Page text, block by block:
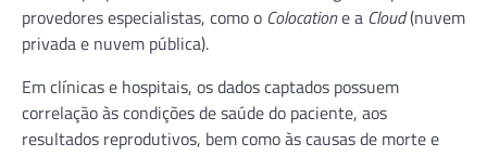
provedores especialistas, como o Colocatione a Cloud(nuvem
privada e nuvem pública).
Em clínicas e hospitais, os dados captados possuem
correlação às condições de saúde do paciente, aos
resultados reprodutivos, bem como às causas de morte e